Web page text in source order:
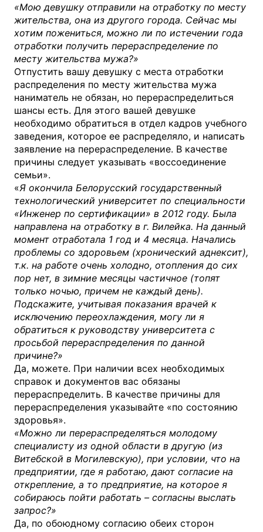
«Мою девушку отправили на отработку по месту
жительства, она из другого города. Сейчас мы
хотим пожениться, можно ли по истечении года
отработки получить перераспределение по
месту жительства мужа?»
Отпустить вашу девушку с места отработки
распределения по месту жительства мужа
наниматель не обязан, но перераспределиться
шансы есть. Для этого вашей девушке
необходимо обратиться в отдел кадров учебного
заведения, которое ее распределяло, и написать
заявление на перераспределение. В качестве
причины следует указывать «воссоединение
семьи».
«Я окончила Белорусский государственный
технологический университет по специальности
«Инженер по сертификации» в 2012 году. Была
направлена на отработку в г. Вилейка. На данный
момент отработала 1 год и 4 месяца. Начались
проблемы со здоровьем (хронический аднексит),
т.к. на работе очень холодно, отопления до сих
пор нет, в зимние месяцы частичное (топят
только ночью, причем не каждый день).
Подскажите, учитывая показания врачей к
исключению переохлаждения, могу ли я
обратиться к руководству университета с
просьбой перераспределения по данной
причине?»
Да, можете. При наличии всех необходимых
справок и документов вас обязаны
перераспределить. В качестве причины для
перераспределения указывайте «по состоянию
здоровья».
«Можно ли перераспределяться молодому
специалисту из одной области в другую (из
Витебской в Могилевскую), при условии, что на
предприятии, где я работаю, дают согласие на
открепление, а то предприятие, на которое я
собираюсь пойти работать – согласны выслать
запрос?»
Да, по обоюдному согласию обеих сторон